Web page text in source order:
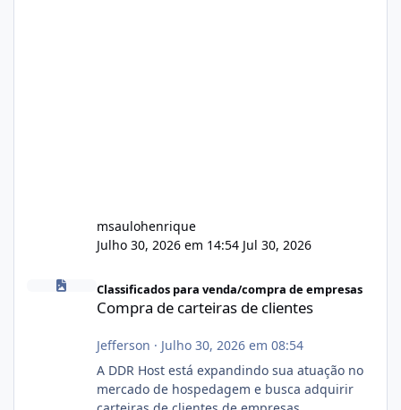
msaulohenrique
Julho 30, 2026 em 14:54 Jul 30, 2026
Compra de carteiras de clientes
Classificados para venda/compra de empresas
Compra de carteiras de clientes
Jefferson · Julho 30, 2026 em 08:54
A DDR Host está expandindo sua atuação no
mercado de hospedagem e busca adquirir